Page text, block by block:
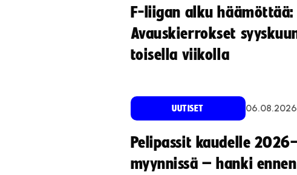
F-liigan alku häämöttää:
Avauskierrokset
toisella viikolla
UUTISET 06.08.2026
Pelipassit kaudelle
myynnissä – hanki ennen